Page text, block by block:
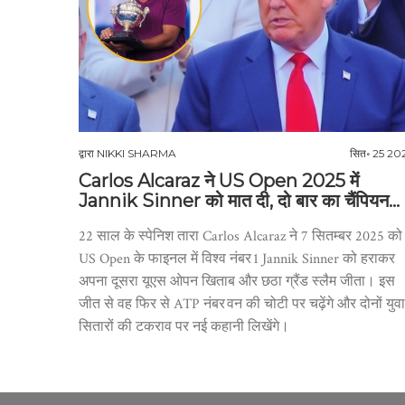
द्वारा NIKKI SHARMA सित॰ 25
Carlos Alcaraz ने US Open 2025 में
Jannik Sinner को मात दी, दो बार का चैंपियन
22 साल के स्पेनिश तारा Carlos Alcaraz ने 7 सितम्बर 2025 को
US Open के फाइनल में विश्व नंबर 1 Jannik Sinner को हराकर
अपना दूसरा यूएस ओपन खिताब और छठा ग्रैंड स्लैम जीता। इस
जीत से वह फिर से ATP नंबर वन की चोटी पर चढ़ेंगे और दोनों युवा
सितारों की टकराव पर नई कहानी लिखेंगे।